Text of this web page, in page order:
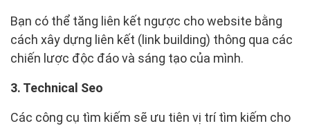
Bạn có thể tăng liên kết ngược cho website bằng
cách xây dựng liên kết (link building) thông qua các
chiến lược độc đáo và sáng tạo của mình.
3. Technical Seo
Các công cụ tìm kiếm sẽ ưu tiên vị trí tìm kiếm cho